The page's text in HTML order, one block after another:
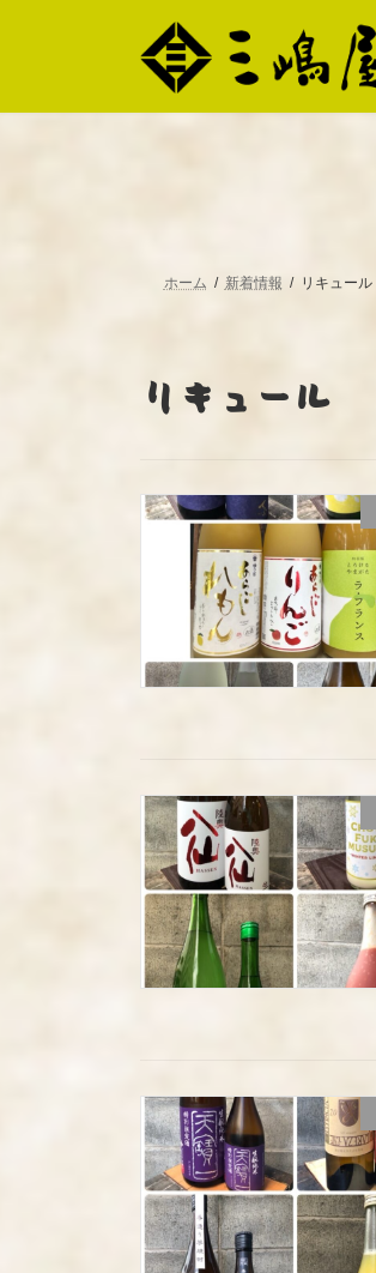
ツ
シ
ホーム 新着情報 リキュール
リキュール